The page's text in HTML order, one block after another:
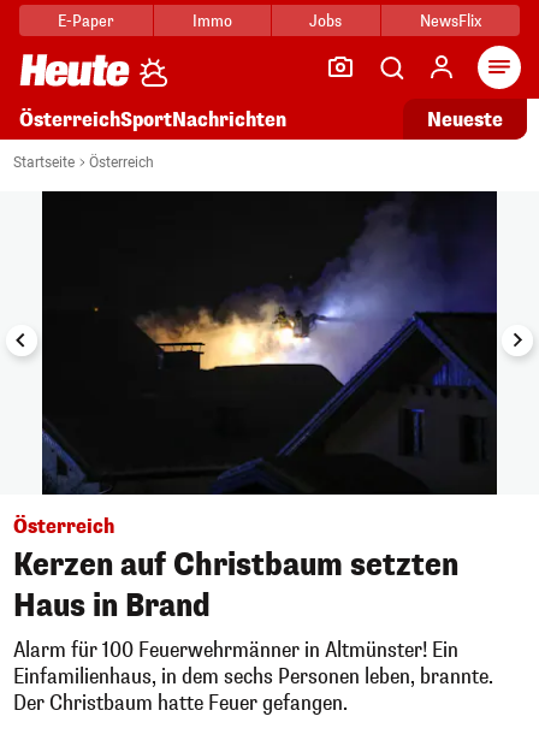
E-Paper Immo Jobs NewsFlix
ÖsterreichSportNachrichten Neueste
Startseite Österreich
1/6
Österreich
Kerzen auf Christbaum setzten
Haus in Brand
Alarm für 100 Feuerwehrmänner in Altmünster! Ein
Einfamilienhaus, in dem sechs Personen leben, brannte.
Der Christbaum hatte Feuer gefangen.